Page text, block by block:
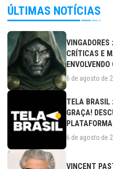
ÚLTIMAS NOTÍCIAS
CRÍTICAS E
6 de agosto de
TELA BRASIL
GRAÇA!
6 de agosto de
VINCENT